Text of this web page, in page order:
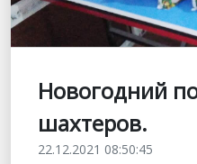
Новогодний
шахтеров.
22.12.2021 08:50:45